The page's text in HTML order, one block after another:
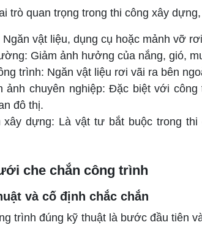
trò quan trọng trong thi công xây
vật liệu, dụng cụ hoặc mảnh vỡ
Giảm ảnh hưởng của nắng, gió,
trình: Ngăn vật liệu rơi vãi ra bên
ảnh chuyên nghiệp: Đặc biệt với
đô thị.
xây dựng: Là vật tư bắt buộc trong
che chắn công trình
và cố định chắc chắn
trình đúng kỹ thuật là bước đầu tiên